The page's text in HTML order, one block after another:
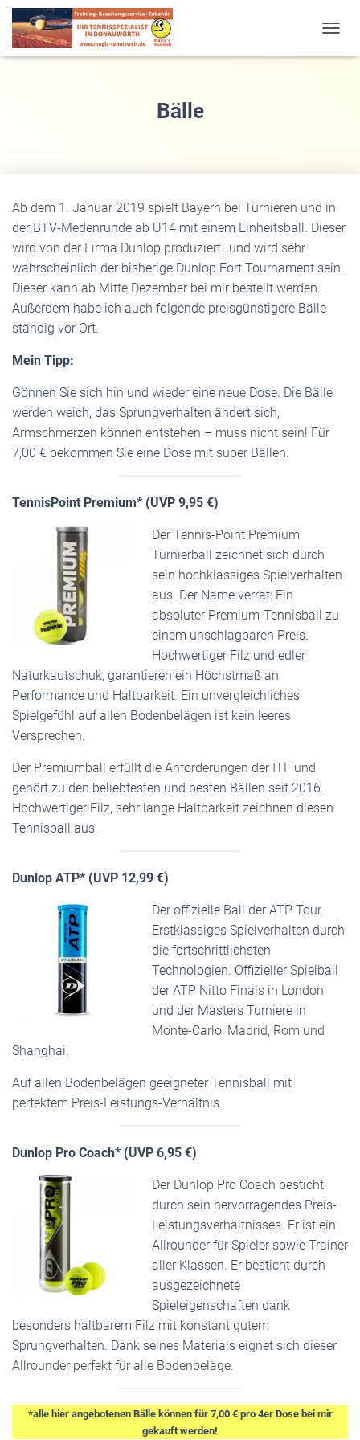
O
A
T
N
Bälle
Ab dem 1. Januar 2019 spielt Bayern bei Turnieren und in
der BTV-Medenrunde ab U14 mit einem Einheitsball. Dieser
wird von der Firma Dunlop produziert…und wird sehr
wahrscheinlich der bisherige Dunlop Fort Tournament sein.
Dieser kann ab Mitte Dezember bei mir bestellt werden.
Außerdem habe ich auch folgende preisgünstigere Bälle
ständig vor Ort.
Mein Tipp:
Gönnen Sie sich hin und wieder eine neue Dose. Die Bälle
werden weich, das Sprungverhalten ändert sich,
Armschmerzen können entstehen – muss nicht sein! Für
7,00 € bekommen Sie eine Dose mit super Bällen.
TennisPoint Premium* (UVP 9,95 €)
Der Tennis-Point Premium
Turnierball zeichnet sich durch
sein hochklassiges Spielverhalten
aus. Der Name verrät: Ein
absoluter Premium-Tennisball zu
einem unschlagbaren Preis.
Hochwertiger Filz und edler
Naturkautschuk, garantieren ein Höchstmaß an
Performance und Haltbarkeit. Ein unvergleichliches
Spielgefühl auf allen Bodenbelägen ist kein leeres
Versprechen.
Der Premiumball erfüllt die Anforderungen der ITF und
gehört zu den beliebtesten und besten Bällen seit 2016.
Hochwertiger Filz, sehr lange Haltbarkeit zeichnen diesen
Tennisball aus.
Dunlop ATP* (UVP 12,99 €)
Der offizielle Ball der ATP Tour.
Erstklassiges Spielverhalten durch
die fortschrittlichsten
Technologien. Offizieller Spielball
der ATP Nitto Finals in London
und der Masters Turniere in
Monte-Carlo, Madrid, Rom und
Shanghai.
Auf allen Bodenbelägen geeigneter Tennisball mit
perfektem Preis-Leistungs-Verhältnis.
Dunlop Pro Coach* (UVP 6,95 €)
Der Dunlop Pro Coach besticht
durch sein hervorragendes Preis-
Leistungsverhältnisses. Er ist ein
Allrounder für Spieler sowie Trainer
aller Klassen. Er besticht durch
ausgezeichnete
Spieleigenschaften dank
besonders haltbarem Filz mit konstant gutem
Sprungverhalten. Dank seines Materials eignet sich dieser
Allrounder perfekt für alle Bodenbeläge.
*alle hier angebotenen Bälle können für 7,00 € pro 4er Dose bei mir
gekauft werden!